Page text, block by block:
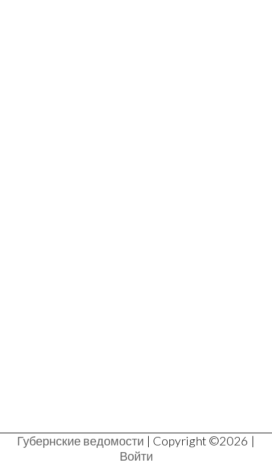
Губернские ведомости | Copyright ©2026 |
Войти